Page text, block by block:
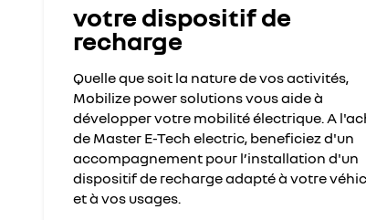
votre dispositif de
recharge
Quelle que soit la nature de vos activités,
Mobilize power solutions vous aide à
développer votre mobilité électrique. A
de Master E-Tech electric, beneficiez d'un
accompagnement pour l’installation d'un
dispositif de recharge adapté à votre
et à vos usages.